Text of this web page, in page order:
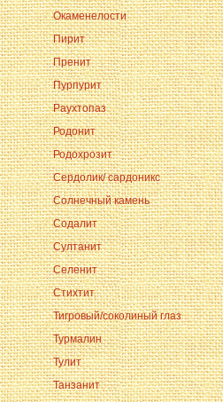
Окаменелости
Пирит
Пренит
Пурпурит
Раухтопаз
Родонит
Родохрозит
Сердолик/ сардоникс
Солнечный камень
Содалит
Султанит
Селенит
Стихтит
Тигровый/соколиный глаз
Турмалин
Тулит
Танзанит